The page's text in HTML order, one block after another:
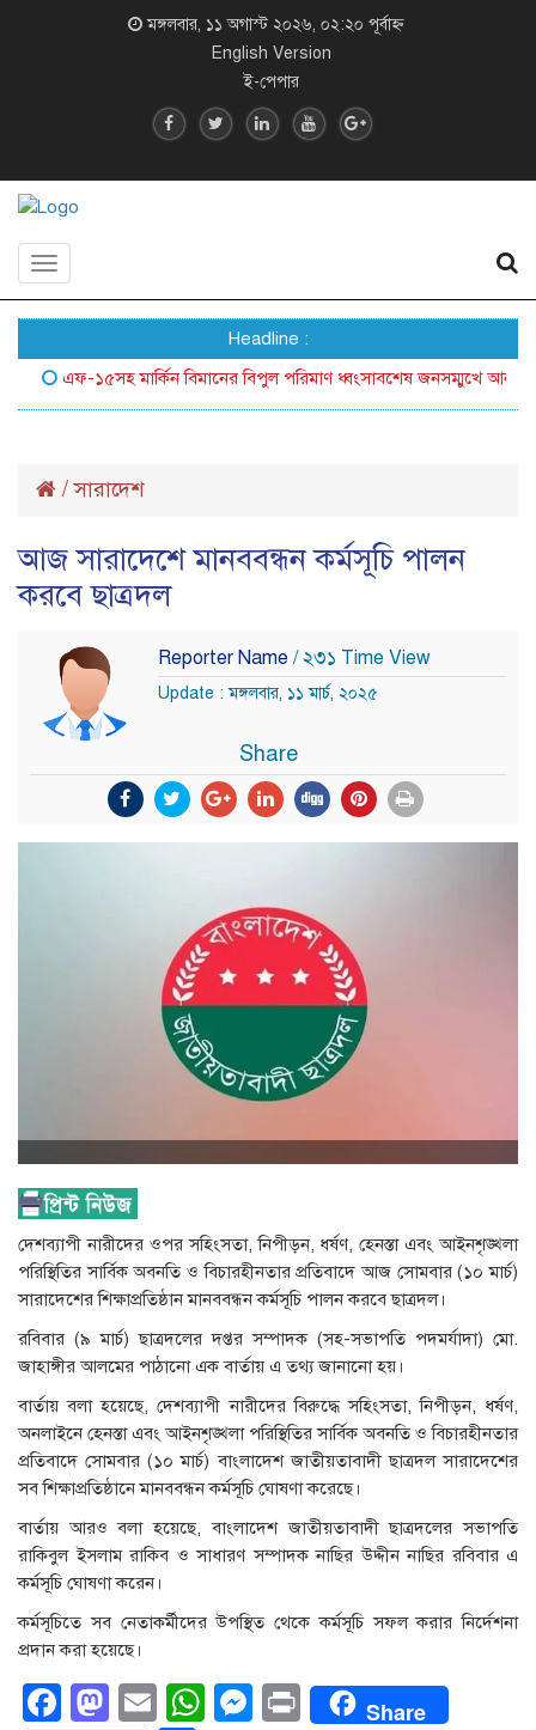
মঙ্গলবার, ১১ অগাস্ট ২০২৬, ০২:২০ পূর্বাহ্ন
English Version
ই-পেপার
Toggle
Headline :
এফ-১৫সহ মার্কিন বিমানের বিপুল পরিমাণ ধ্বংসাবশেষ জনসম্মুখে আনল ইরান
/সারাদেশ
আজ সারাদেশে মানববন্ধন কর্মসূচি পালন
করবে ছাত্রদল
Reporter Name / ২৩১ Time View
Update : মঙ্গলবার, ১১ মার্চ, ২০২৫
Share
দেশব্যাপী নারীদের ওপর সহিংসতা, নিপীড়ন, ধর্ষণ, হেনস্তা এবং আইনশৃঙ্খলা
পরিস্থিতির সার্বিক অবনতি ও বিচারহীনতার প্রতিবাদে আজ সোমবার (১০ মার্চ)
সারাদেশের শিক্ষাপ্রতিষ্ঠান মানববন্ধন কর্মসূচি পালন করবে ছাত্রদল।
রবিবার (৯ মার্চ) ছাত্রদলের দপ্তর সম্পাদক (সহ-সভাপতি পদমর্যাদা) মো.
জাহাঙ্গীর আলমের পাঠানো এক বার্তায় এ তথ্য জানানো হয়।
বার্তায় বলা হয়েছে, দেশব্যাপী নারীদের বিরুদ্ধে সহিংসতা, নিপীড়ন, ধর্ষণ,
অনলাইনে হেনস্তা এবং আইনশৃঙ্খলা পরিস্থিতির সার্বিক অবনতি ও বিচারহীনতার
প্রতিবাদে সোমবার (১০ মার্চ) বাংলাদেশ জাতীয়তাবাদী ছাত্রদল সারাদেশের
সব শিক্ষাপ্রতিষ্ঠানে মানববন্ধন কর্মসূচি ঘোষণা করেছে।
বার্তায় আরও বলা হয়েছে, বাংলাদেশ জাতীয়তাবাদী ছাত্রদলের সভাপতি
রাকিবুল ইসলাম রাকিব ও সাধারণ সম্পাদক নাছির উদ্দীন নাছির রবিবার এ
কর্মসূচি ঘোষণা করেন।
কর্মসূচিতে সব নেতাকর্মীদের উপস্থিত থেকে কর্মসূচি সফল করার নির্দেশনা
প্রদান করা হয়েছে।
Facebook
Mastodon
EmailWhatsApp
Messenger
PrintShare